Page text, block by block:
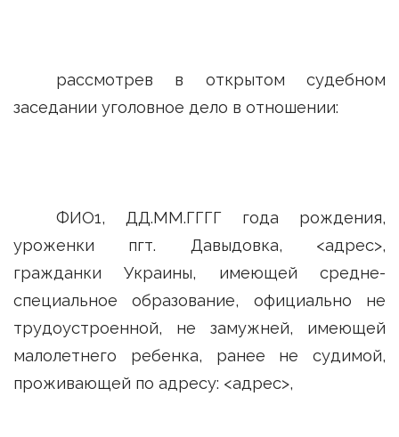
рассмотрев в открытом судебном
заседании уголовное дело в отношении:
ФИО1, ДД.ММ.ГГГГ года рождения,
уроженки пгт. Давыдовка, <адрес>,
гражданки Украины, имеющей средне-
специальное образование, официально не
трудоустроенной, не замужней, имеющей
малолетнего ребенка, ранее не судимой,
проживающей по адресу: <адрес>,